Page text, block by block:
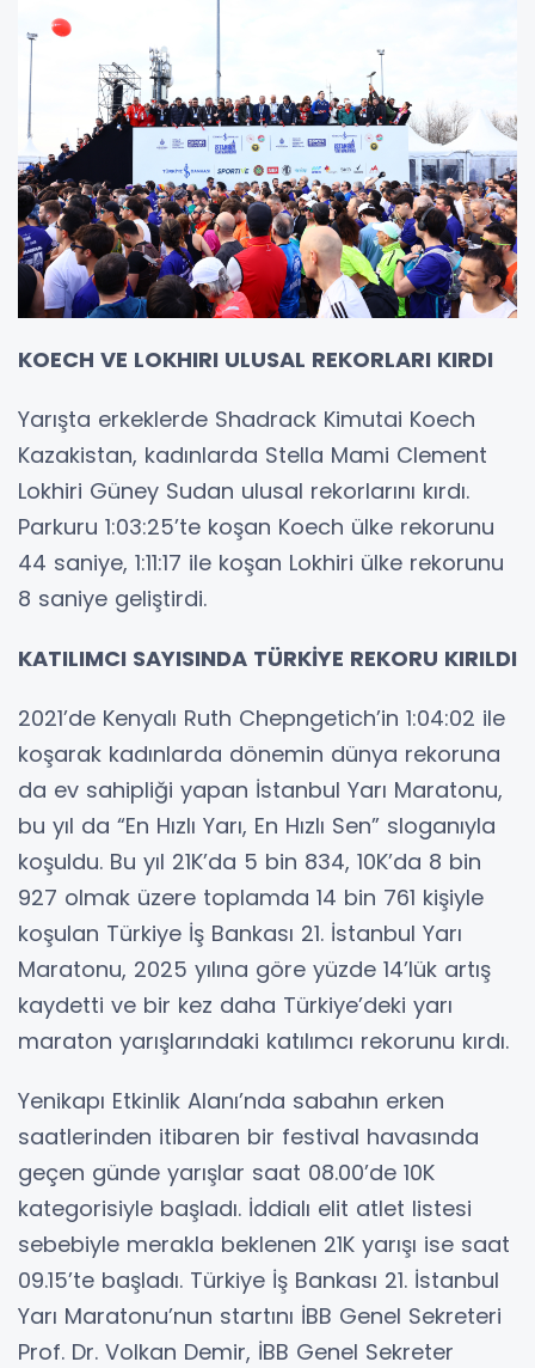
KOECH VE LOKHIRI ULUSAL REKORLARI KIRDI
Yarışta erkeklerde Shadrack Kimutai Koech
Kazakistan, kadınlarda Stella Mami Clement
Lokhiri Güney Sudan ulusal rekorlarını kırdı.
Parkuru 1:03:25’te koşan Koech ülke rekorunu
44 saniye, 1:11:17 ile koşan Lokhiri ülke rekorunu
8 saniye geliştirdi.
KATILIMCI SAYISINDA TÜRKİYE REKORU KIRILDI
2021’de Kenyalı Ruth Chepngetich’in 1:04:02 ile
koşarak kadınlarda dönemin dünya rekoruna
da ev sahipliği yapan İstanbul Yarı Maratonu,
bu yıl da “En Hızlı Yarı, En Hızlı Sen” sloganıyla
koşuldu. Bu yıl 21K’da 5 bin 834, 10K’da 8 bin
927 olmak üzere toplamda 14 bin 761 kişiyle
koşulan Türkiye İş Bankası 21. İstanbul Yarı
Maratonu, 2025 yılına göre yüzde 14’lük artış
kaydetti ve bir kez daha Türkiye’deki yarı
maraton yarışlarındaki katılımcı rekorunu kırdı.
Yenikapı Etkinlik Alanı’nda sabahın erken
saatlerinden itibaren bir festival havasında
geçen günde yarışlar saat 08.00’de 10K
kategorisiyle başladı. İddialı elit atlet listesi
sebebiyle merakla beklenen 21K yarışı ise saat
09.15’te başladı. Türkiye İş Bankası 21. İstanbul
Yarı Maratonu’nun startını İBB Genel Sekreteri
Prof. Dr. Volkan Demir, İBB Genel Sekreter